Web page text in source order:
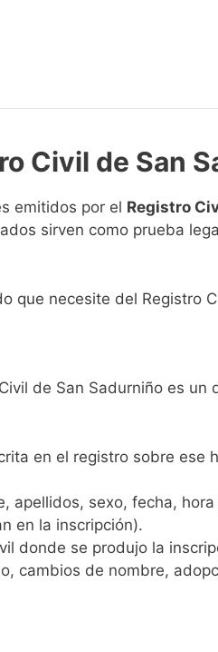
Civil de San
emitidos por el Registro
sirven como prueba
que necesite del Registro
de San Sadurniño es
en el registro sobre ese
apellidos, sexo, fecha,
en la inscripción).
donde se produjo la
cambios de nombre,